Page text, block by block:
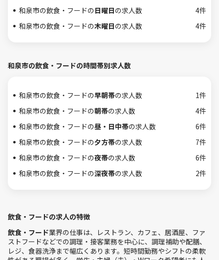
和泉市の飲食・フードの日曜日の求人数
4件
和泉市の飲食・フードの木曜日の求人数 4件
和泉市の飲食・フードの時間帯別求人数
和泉市の飲食・フードの早朝帯の求人数
1件
和泉市の飲食・フードの朝帯の求人数
4件
和泉市の飲食・フードの昼・日中帯の求人数
6件
和泉市の飲食・フードの夕方帯の求人数
7件
和泉市の飲食・フードの夜帯の求人数
6件
和泉市の飲食・フードの深夜帯の求人数 2件
飲食・フードの求人の特徴
飲食・フード業界の仕事は、レストラン、カフェ、居酒屋、ファ
ストフードなどでの調理・接客業務を中心に、調理補助や配膳、
レジ、食器洗浄まで幅広くあります。短時間勤務やシフトの柔軟